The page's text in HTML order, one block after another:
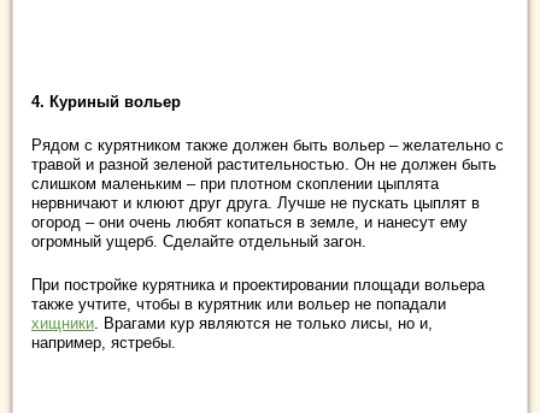
4. Куриный вольер
Рядом с курятником также должен быть вольер – желательно с
травой и разной зеленой растительностью. Он не должен быть
слишком маленьким – при плотном скоплении цыплята
нервничают и клюют друг друга. Лучше не пускать цыплят в
огород – они очень любят копаться в земле, и нанесут ему
огромный ущерб. Сделайте отдельный загон.
При постройке курятника и проектировании площади вольера
также учтите, чтобы в курятник или вольер не попадали
хищники. Врагами кур являются не только лисы, но и,
например, ястребы.